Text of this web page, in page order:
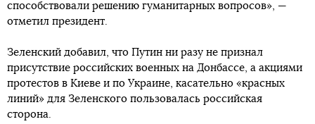
способствовали решению гуманитарных вопросов», —
отметил президент.
Зеленский добавил, что Путин ни разу не признал
присутствие российских военных на Донбассе, а акциями
протестов в Киеве и по Украине, касательно «красных
линий» для Зеленского пользовалась российская
сторона.